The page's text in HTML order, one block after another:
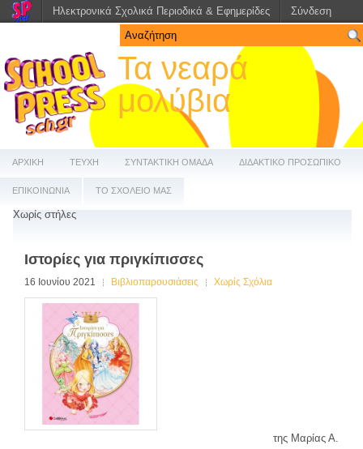
Τα νεαρά
μολύβια
ΑΡΧΙΚΗ ΤΕΥΧΗ ΣΥΝΤΑΚΤΙΚΗ ΟΜΑΔΑ ΔΙΔΑΚΤΙΚΟ ΠΡΟΣΩΠΙΚΟ
ΕΠΙΚΟΙΝΩΝΙΑ ΤΟ ΣΧΟΛΕΙΟ ΜΑΣ
Χωρίς στήλες
Ιστορίες για πριγκίπισσες
16 Ιουνίου 2021 Βιβλιοπαρουσιάσεις Χωρίς Σχόλια
της Μαρίας Α.
Ηλεκτρονικά Σχολικά Περιοδικά & Εφημερίδες Σύνδεση